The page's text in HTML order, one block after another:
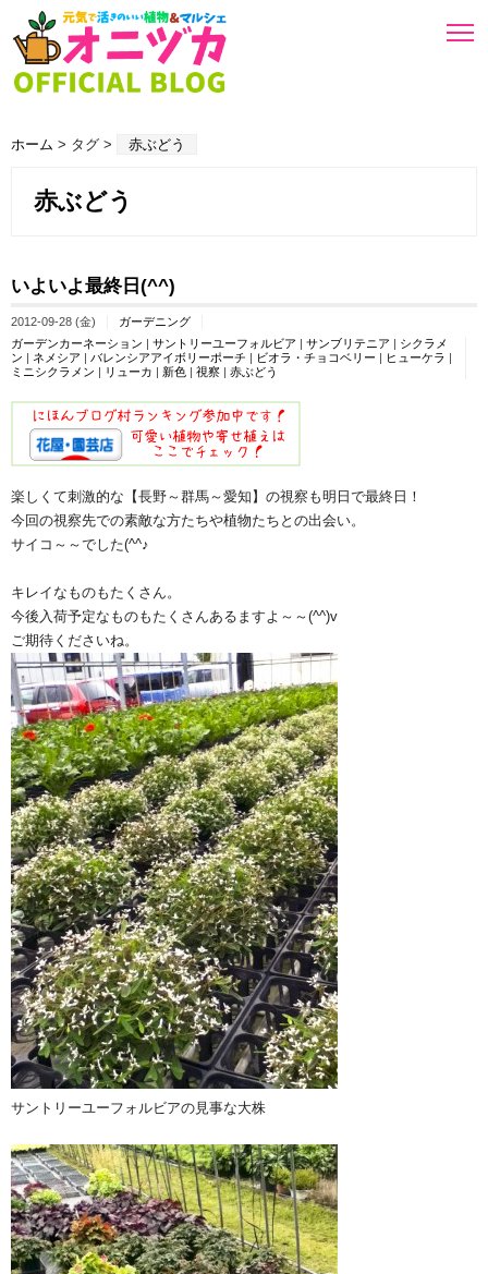
ホーム > タグ > 赤ぶどう
赤ぶどう
いよいよ最終日(^^)
2012-09-28 (金)
ガーデニング
ガーデンカーネーション | サントリーユーフォルビア | サンブリテニア | シクラメ
ン | ネメシア | バレンシアアイボリーポーチ | ビオラ・チョコベリー | ヒューケラ |
ミニシクラメン | リューカ | 新色 | 視察 | 赤ぶどう
楽しくて刺激的な【長野～群馬～愛知】の視察も明日で最終日！
今回の視察先での素敵な方たちや植物たちとの出会い。
サイコ～～でした(^^♪
キレイなものもたくさん。
今後入荷予定なものもたくさんあるますよ～～(^^)v
ご期待くださいね。
サントリーユーフォルビアの見事な大株